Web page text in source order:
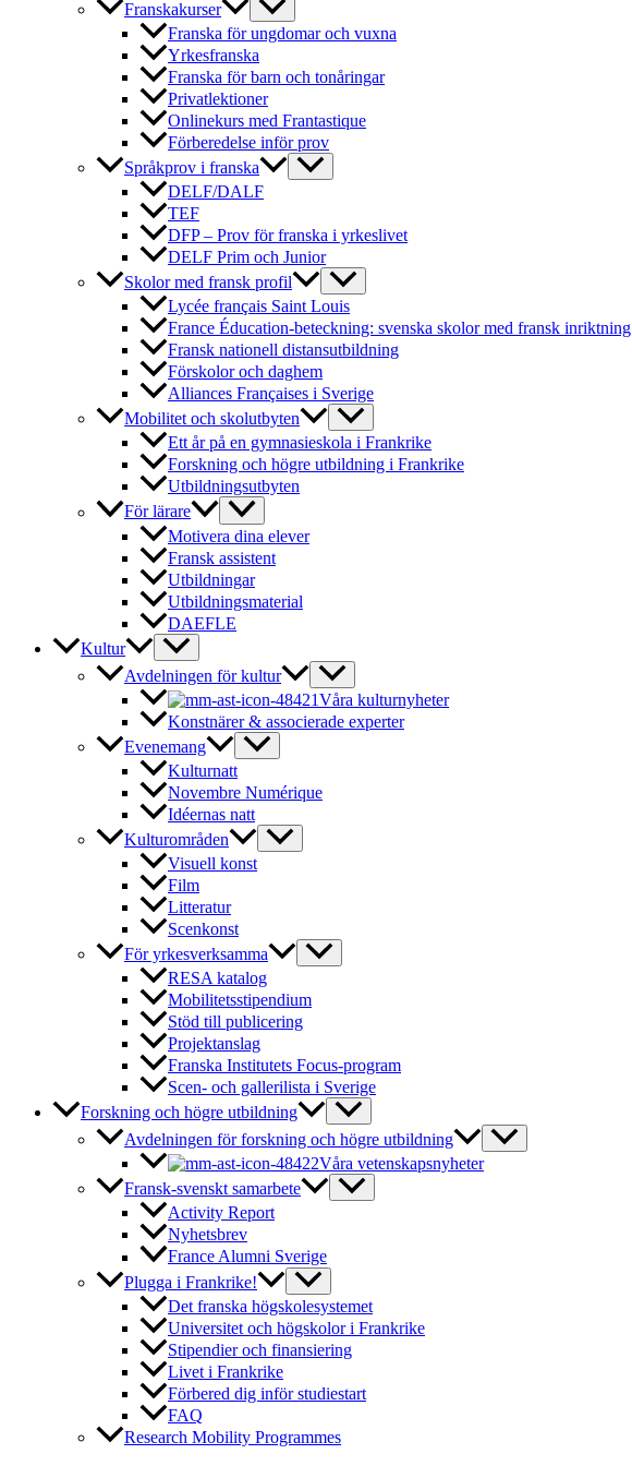
Franskakurser
Franska för ungdomar och vuxna
Yrkesfranska
Franska för barn och tonåringar
Privatlektioner
Onlinekurs med Frantastique
Förberedelse inför prov
Språkprov i franska
DELF/DALF
TEF
DFP – Prov för franska i yrkeslivet
DELF Prim och Junior
Skolor med fransk profil
Lycée français Saint Louis
France Éducation-beteckning: svenska skolor med fransk inriktning
Fransk nationell distansutbildning
Förskolor och daghem
Alliances Françaises i Sverige
Mobilitet och skolutbyten
Ett år på en gymnasieskola i Frankrike
Forskning och högre utbildning i Frankrike
Utbildningsutbyten
För lärare
Motivera dina elever
Fransk assistent
Utbildningar
Utbildningsmaterial
DAEFLE
Kultur
Avdelningen för kultur
Våra kulturnyheter
Konstnärer & associerade experter
Evenemang
Kulturnatt
Novembre Numérique
Idéernas natt
Kulturområden
Visuell konst
Film
Litteratur
Scenkonst
För yrkesverksamma
RESA katalog
Mobilitetsstipendium
Stöd till publicering
Projektanslag
Franska Institutets Focus-program
Scen- och gallerilista i Sverige
Forskning och högre utbildning
Avdelningen för forskning och högre utbildning
Våra vetenskapsnyheter
Fransk-svenskt samarbete
Activity Report
Nyhetsbrev
France Alumni Sverige
Plugga i Frankrike!
Det franska högskolesystemet
Universitet och högskolor i Frankrike
Stipendier och finansiering
Livet i Frankrike
Förbered dig inför studiestart
FAQ
Research Mobility Programmes